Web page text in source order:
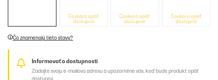
Čoskoro opäť
dostupné
Čoskoro opäť
dostupné
Čoskoro opäť
dostupné
Čo znamenajú tieto stavy?
Informovať o dostupnosti
Zadajte svoju e-mailovú adresu a upozorníme vás, keď bude produkt opäť
dostupný.